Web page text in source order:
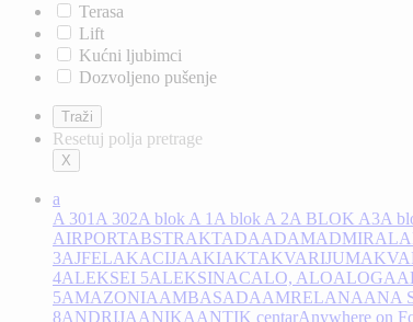
Terasa
Lift
Kućni ljubimci
Dozvoljeno pušenje
Resetuj polja pretrage
a
A 301 A 302A blok A 1 A blok A 2A BLOK A3A
AIRPORTABSTRAKTADAADAMADMIRAL
3AJFELAKACIJAAKIAKTAKVARIJUM
4ALEKSEI 5ALEKSINACALO, ALOALOGA
5AMAZONIAAMBASADAAMRELANAANA
8ANDRIJAANIKAANTIK centarAnywhere on